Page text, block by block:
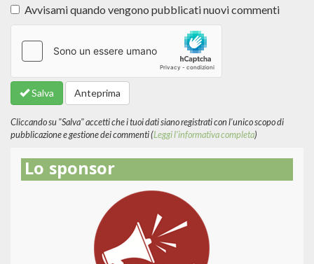
informazioni
formati
del
Avvisami quando vengono pubblicati nuovi commenti
Salva Anteprima
Cliccando su "Salva" accetti che i tuoi dati siano registrati con l'unico scopo di
pubblicazione e gestione dei commenti (Leggi l'informativa completa)
Lo sponsor